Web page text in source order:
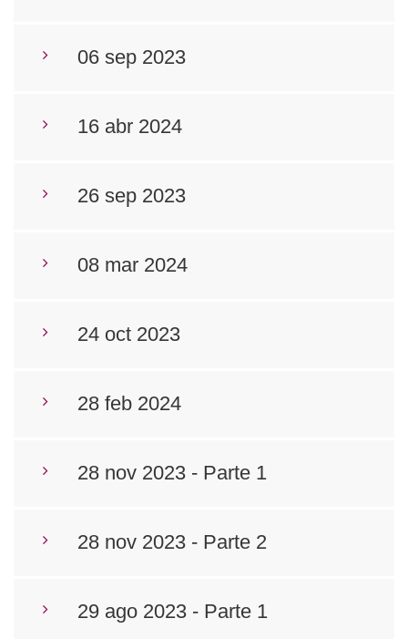
06 sep 2023
16 abr 2024
26 sep 2023
08 mar 2024
24 oct 2023
28 feb 2024
28 nov 2023 - Parte 1
28 nov 2023 - Parte 2
29 ago 2023 - Parte 1